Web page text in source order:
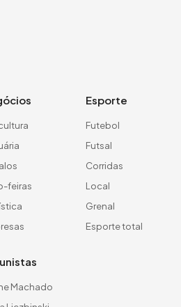
feiras
Esporte
Futebol
Futsal
Corridas
Local
Grenal
Esporte total
Machado